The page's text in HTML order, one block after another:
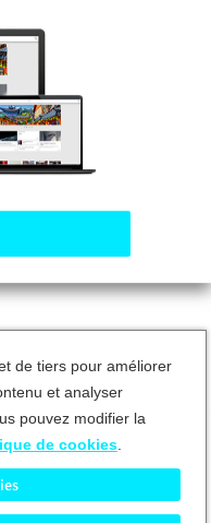
à travers le monde. Nous
que Eminem, 50 Cent,
de tiers pour améliorer
et analyser
pouvez modifier la
de cookies.
des Cookies
Contact